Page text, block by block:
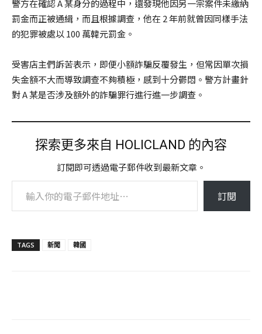
警方在確認 A 某身分的過程中，還發現他因另一宗案件未繳納
罰金而正被通緝，而且根據調查，他在 2 年前就曾因同樣手法
的犯罪被處以 100 萬韓元罰金。
受害店主們訴苦表示，即便小額詐騙反覆發生，但常因單次損
失金額不大而導致調查不夠積極，感到十分鬱悶。警方計畫針
對 A 某是否涉及額外的詐騙罪行進行進一步調查。
探索更多來自 HOLICLAND 的內容
訂閱即可透過電子郵件收到最新文章。
輸入你的電子郵件地址…
訂閱
TAGS 新聞 韓國